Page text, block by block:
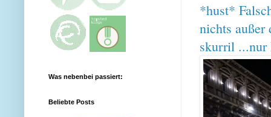
*hust*
nichts außer
skurril ...nur
Was nebenbei passiert:
Beliebte Posts